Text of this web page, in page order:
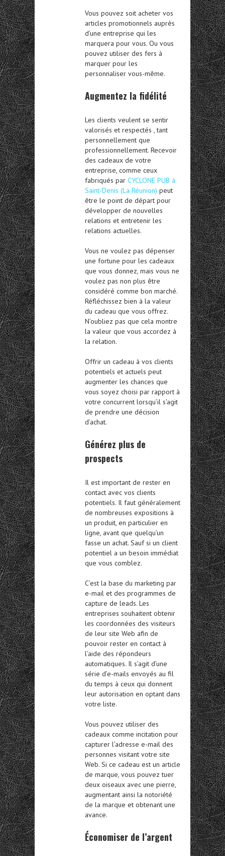
Vous pouvez soit acheter vos
articles promotionnels auprès
d’une entreprise qui les
marquera pour vous. Ou vous
pouvez utiliser des fers à
marquer pour les
personnaliser vous-même.
Augmentez la fidélité
Les clients veulent se sentir
valorisés et respectés , tant
personnellement que
professionnellement. Recevoir
des cadeaux de votre
entreprise, comme ceux
fabriqués par CYCLONE PUB à
Saint-Denis (La Réunion) peut
être le point de départ pour
développer de nouvelles
relations et entretenir les
relations actuelles.
Vous ne voulez pas dépenser
une fortune pour les cadeaux
que vous donnez, mais vous ne
voulez pas non plus être
considéré comme bon marché.
Réfléchissez bien à la valeur
du cadeau que vous offrez.
N’oubliez pas que cela montre
la valeur que vous accordez à
la relation.
Offrir un cadeau à vos clients
potentiels et actuels peut
augmenter les chances que
vous soyez choisi par rapport à
votre concurrent lorsqu’il s’agit
de prendre une décision
d’achat.
Générez plus de
prospects
Il est important de rester en
contact avec vos clients
potentiels. Il faut généralement
de nombreuses expositions à
un produit, en particulier en
ligne, avant que quelqu’un
fasse un achat. Sauf si un client
potentiel a un besoin immédiat
que vous comblez.
C’est la base du marketing par
e-mail et des programmes de
capture de leads. Les
entreprises souhaitent obtenir
les coordonnées des visiteurs
de leur site Web afin de
pouvoir rester en contact à
l’aide des répondeurs
automatiques. Il s’agit d’une
série d’e-mails envoyés au fil
du temps à ceux qui donnent
leur autorisation en optant dans
votre liste.
Vous pouvez utiliser des
cadeaux comme incitation pour
capturer l’adresse e-mail des
personnes visitant votre site
Web. Si ce cadeau est un article
de marque, vous pouvez tuer
deux oiseaux avec une pierre,
augmentant ainsi la notoriété
de la marque et obtenant une
avance.
Économiser de l’argent